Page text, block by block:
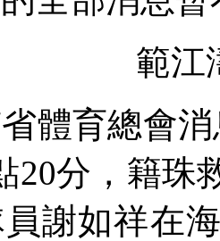
範江
育總會消
20分，籍珠
謝如祥在